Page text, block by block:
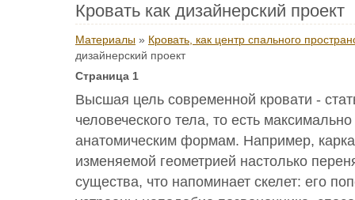
Кровать как дизайнерский проект
Материалы » Кровать, как центр спального
дизайнерский проект
Страница 1
Высшая цель современной кровати -
человеческого тела, то есть
анатомическим формам. Например,
изменяемой геометрией настолько
существа, что напоминает скелет: его